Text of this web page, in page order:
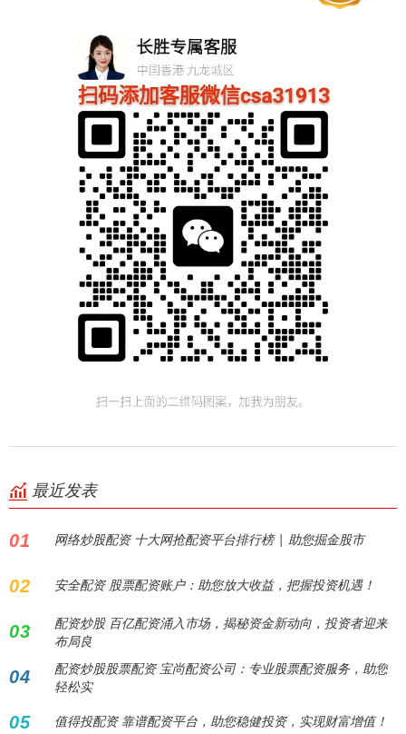
最近发表
01 网络炒股配资 十大网抢配资平台排行榜 | 助您掘金股市
02 安全配资 股票配资账户：助您放大收益，把握投资机遇！
03
配资炒股 百亿配资涌入市场，揭秘资金新动向，投资者迎来
布局良
04
配资炒股股票配资 宝尚配资公司：专业股票配资服务，助您
轻松实
05 值得投配资 靠谱配资平台，助您稳健投资，实现财富增值！